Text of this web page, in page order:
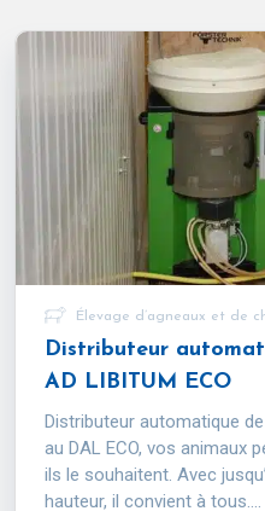
Élevage d’agneaux et de
Distributeur
AD LIBITUM ECO
Distributeur automatique
au DAL ECO, vos animaux
ils le souhaitent. Avec
hauteur, il convient à tous....